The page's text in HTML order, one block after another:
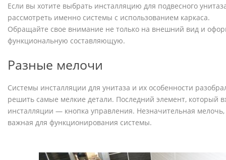
Если вы хотите выбрать инсталляцию для подвесного
рассмотреть именно системы с использованием каркаса.
Обращайте свое внимание не только на внешний вид и
функциональную составляющую.
Разные мелочи
Системы инсталляции для унитаза и их особенности
решить самые мелкие детали. Последний элемент, который
инсталляции — кнопка управления. Незначительная
важная для функционирования системы.